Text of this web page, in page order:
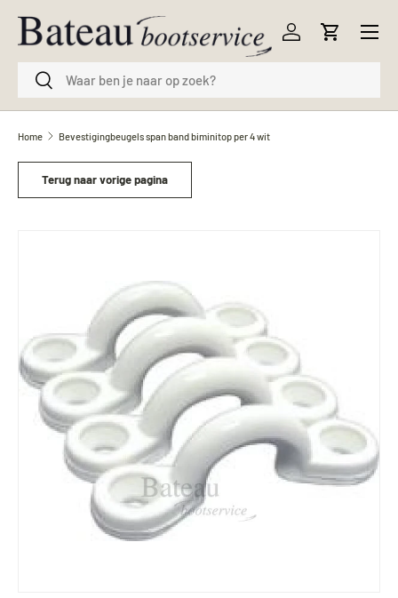
Ga naar inhoud
ZoekenZoeken
Inloggen
Menu
Home Bevestigingbeugels span band biminitop per 4 wit
Terug naar vorige pagina